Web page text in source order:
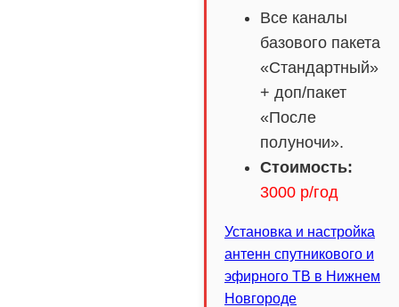
Все каналы
базового пакета
«Стандартный»
+ доп/пакет
«После
полуночи».
Стоимость:
3000 р/год
Установка и настройка
антенн спутникового и
эфирного ТВ в Нижнем
Новгороде